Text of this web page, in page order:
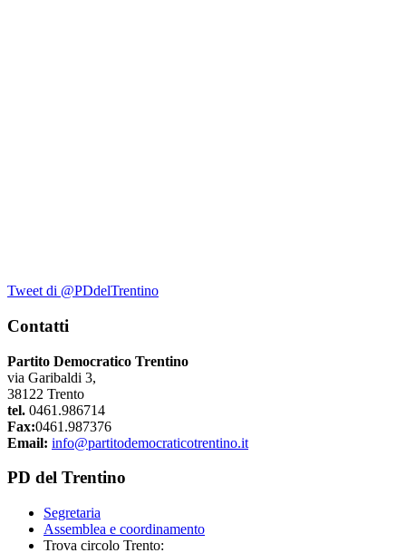
Tweet di @PDdelTrentino
Contatti
Partito Democratico Trentino
via Garibaldi 3,
38122 Trento
tel. 0461.986714
Fax:0461.987376
Email: info@partitodemocraticotrentino.it
PD del Trentino
Segretaria
Assemblea e coordinamento
Trova circolo Trento: